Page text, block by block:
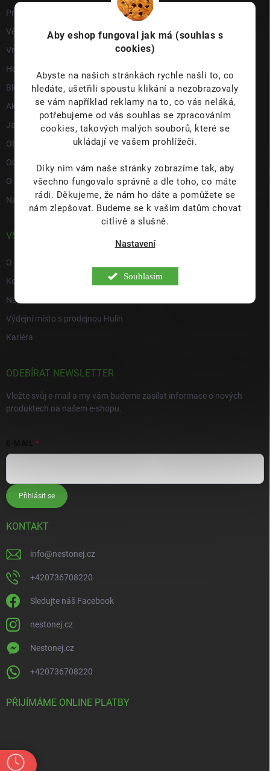
Aby eshop fungoval jak má (souhlas s
cookies)
Abyste na našich stránkách rychle našli to, co
hledáte, ušetřili spoustu klikání a nezobrazovaly
se vám například reklamy na to, co vás neláká,
potřebujeme od vás souhlas se zpracováním
cookies, takových malých souborů, které se
ukládají ve vašem prohlížeči.
Díky nim vám naše stránky zobrazíme tak, aby
všechno fungovalo správně a dle toho, co máte
rádi. Děkujeme, že nám ho dáte a pomůžete se
nám zlepšovat. Budeme se k vašim datům chovat
citlivě a slušně.
Nastavení
Souhlasím
Prodejna
Věrnostní program
Vrácení a reklamace
Hodnocení obchodu
Blog
Akce a novinky
Jak nakupovat
Obchodní podmínky
Ochrana osobních údajů
O nás
Napište nám
VŠE O NÁS
O nás
Kontakty
Napište nám
Výdejní místo s prodejnou Hulín
Kariéra
ODEBÍRAT NEWSLETTER
Vložte svůj e-mail a my vám budeme zasílat informace o nových
produktech na našem e-shopu.
Přihlásit se
KONTAKT
info@nestonej.cz
+420736708220
Sledujte náš Facebook
nestonej.cz
Nestonej.cz
+420736708220
PŘIJÍMÁME ONLINE PLATBY